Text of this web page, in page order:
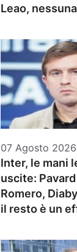
Leao,
07 Agosto 2026
Inter, le mani
uscite:
Romero,
il resto è un